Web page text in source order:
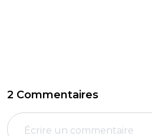
2 Commentaires